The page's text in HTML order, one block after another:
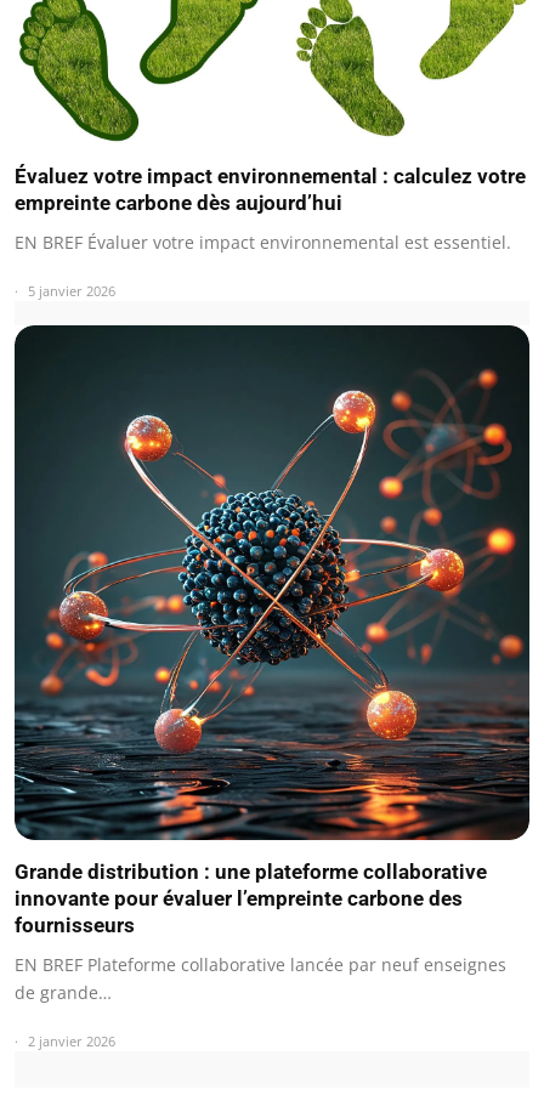
Évaluez votre impact environnemental : calculez votre
empreinte carbone dès aujourd’hui
EN BREF Évaluer votre impact environnemental est essentiel.
5 janvier 2026
Grande distribution : une plateforme collaborative
innovante pour évaluer l’empreinte carbone des
fournisseurs
EN BREF Plateforme collaborative lancée par neuf enseignes
de grande…
2 janvier 2026